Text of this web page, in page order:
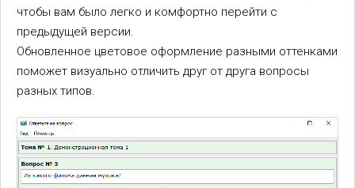
чтобы вам было легко и комфортно перейти с
предыдущей версии.
Обновленное цветовое оформление разными оттенками
поможет визуально отличить друг от друга вопросы
разных типов.